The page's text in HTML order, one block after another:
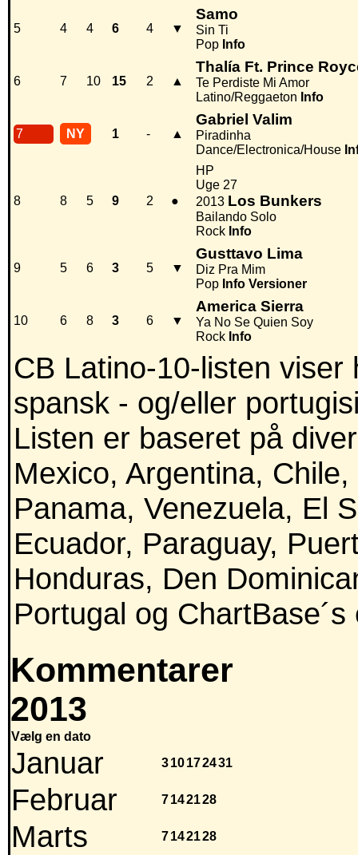
5 4 4 6 4 ▼
Samo
Sin Ti
Pop Info
6 7 10 15 2 ▲
Thalía Ft. Prince
Te Perdiste Mi Amor
Latino/Reggaeton Info
7 NY 1 - ▲
Gabriel Valim
Piradinha
Dance/Electronica/House
8 8 5 9 2 ●
HP
Uge 27
2013 Los Bunkers
Bailando Solo
Rock Info
9 5 6 3 5 ▼
Gusttavo Lima
Diz Pra Mim
Pop Info Versioner
10 6 8 3 6 ▼
America Sierra
Ya No Se Quien Soy
Rock Info
CB Latino-10-listen
spansk - og/eller
Listen er baseret på
Mexico, Argentina,
Panama, Venezuela, El
Ecuador, Paraguay,
Honduras, Den
Portugal og
Kommentarer
2013
Vælg en dato
Januar 310172431
Februar 7142128
Marts 7142128